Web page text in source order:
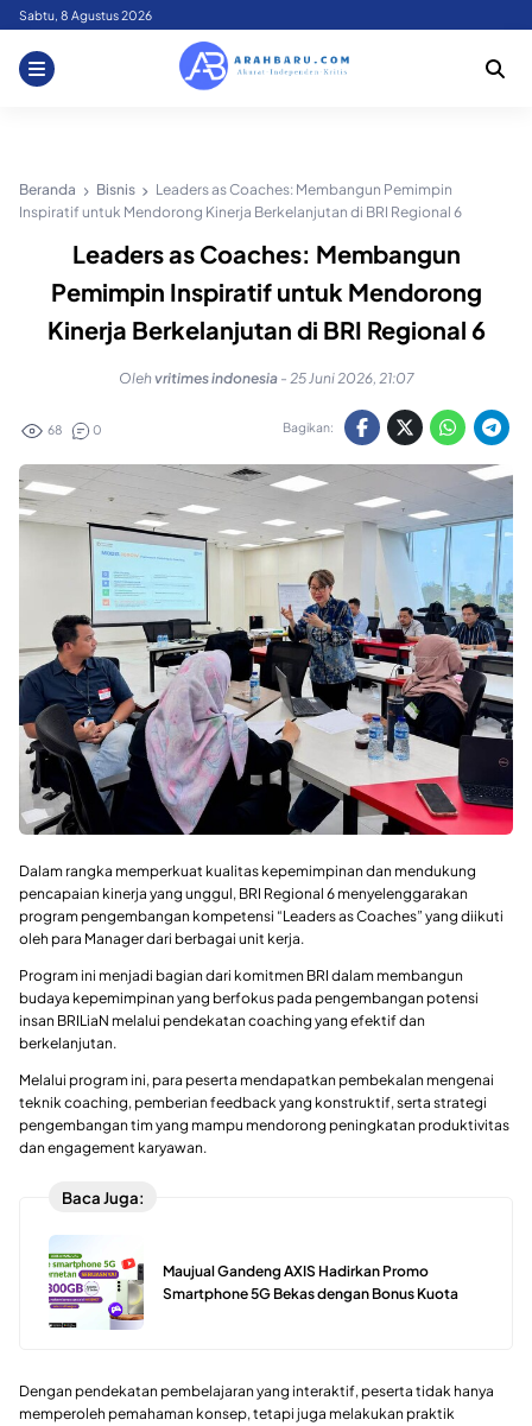
Skip
content
Sabtu, 8 Agustus 2026
Beranda Bisnis
Leaders as Coaches: Membangun Pemimpin
Inspiratif untuk Mendorong Kinerja Berkelanjutan di BRI Regional 6
Leaders as Coaches: Membangun
Pemimpin Inspiratif untuk Mendorong
Kinerja Berkelanjutan di BRI Regional 6
Oleh vritimes indonesia - 25 Juni 2026, 21:07
68 0 Bagikan:
Dalam rangka memperkuat kualitas kepemimpinan dan mendukung
pencapaian kinerja yang unggul, BRI Regional 6 menyelenggarakan
program pengembangan kompetensi “Leaders as Coaches” yang diikuti
oleh para Manager dari berbagai unit kerja.
Program ini menjadi bagian dari komitmen BRI dalam membangun
budaya kepemimpinan yang berfokus pada pengembangan potensi
insan BRILiaN melalui pendekatan coaching yang efektif dan
berkelanjutan.
Melalui program ini, para peserta mendapatkan pembekalan mengenai
teknik coaching, pemberian feedback yang konstruktif, serta strategi
pengembangan tim yang mampu mendorong peningkatan produktivitas
dan engagement karyawan.
Baca Juga:
Maujual Gandeng AXIS Hadirkan Promo
Smartphone 5G Bekas dengan Bonus Kuota
Dengan pendekatan pembelajaran yang interaktif, peserta tidak hanya
memperoleh pemahaman konsep, tetapi juga melakukan praktik